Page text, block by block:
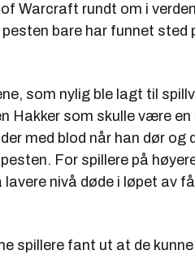
Warcraft rundt om i
bare har funnet sted
som nylig ble lagt til
Hakker som skulle være en
med blod når han dør og
For spillere på
nivå døde i løpet av få
spillere fant ut at de